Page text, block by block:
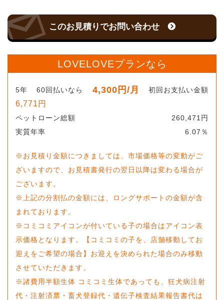
このお見積りでお問い合わせ
LOVELOVEプランなら
5年 60回払いなら 4,300 円 /月 初回お支払い金額
6,771 円
ペットローン総額 260,471 円
実質年率
6.07 ％
※お見積り金額につきましては、市場価格等の変動がご
ざいますので、お見積書発行の翌日以降は変わる場合が
ございます。
※上記の分割払の金額には、ロングサポートの金額が含
まれております。
※コミコミアイコンが付いている子の場合はアイコン表
示価格となります。【コミコミの子を、店舗移動してお
迎えをご希望の場合】お迎えを決められた場合のみ移動
させていただきます。
※諸費用半額生体 コミコミ生体であっても、狂犬病注射
代・注射済票・畜犬登録代・遺伝子検査結果報告書代は